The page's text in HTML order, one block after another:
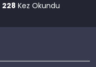
228 Kez Okundu